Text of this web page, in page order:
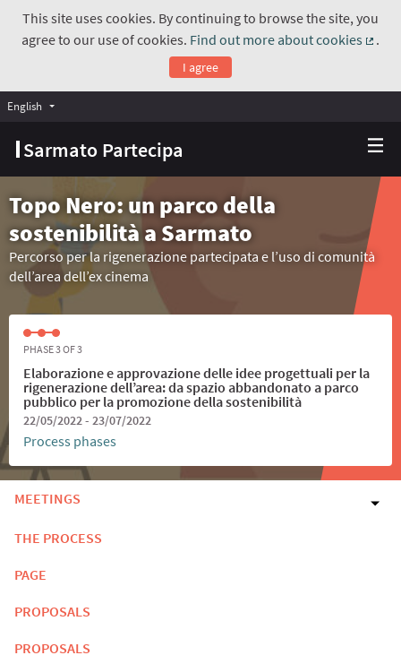
This site uses cookies. By continuing to browse the site, you
agree to our use of cookies. Find out more about cookies
.
I agree
Sarmato Partecipa
English Choose language
Topo Nero: un parco della
sostenibilità a Sarmato
Percorso per la rigenerazione partecipata e l’uso di comunità
dell’area dell’ex cinema
PHASE 3 OF 3
Elaborazione e approvazione delle idee progettuali per la
rigenerazione dell’area: da spazio abbandonato a parco
pubblico per la promozione della sostenibilità
22/05/2022 - 23/07/2022
Process phases
MEETINGS
THE PROCESS
PAGE
PROPOSALS
PROPOSALS